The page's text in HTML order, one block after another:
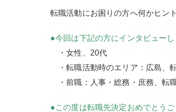
転職活動にお困りの方へ何かヒン
●今回は下記の方にインタビューし
・女性、20代
・転職活動時のエリア：広島、
・前職：人事・総務・庶務、転
●この度は転職先決定おめでとうご